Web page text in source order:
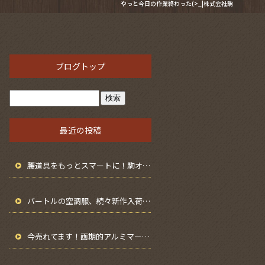
やっと今日の作業終わった(>_|株式会社駒
ブログトップ
最近の投稿
腰道具をもっとスマートに！駒オリジナル「無線機ホルダー 取付金具付き」を紹介します
バートルの空調服、続々新作入荷中！別注カラーファンも登場！
今売れてます！画期的アルミマーカーホルダー！！！